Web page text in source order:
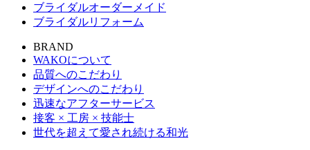
ブライダルオーダーメイド
ブライダルリフォーム
BRAND
WAKOについて
品質へのこだわり
デザインへのこだわり
迅速なアフターサービス
接客 × 工房 × 技能士
世代を超えて愛され続ける和光